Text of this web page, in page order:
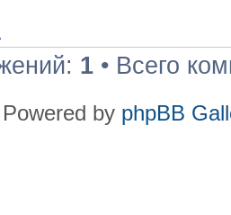
1 • Всего
Powered by phpBB